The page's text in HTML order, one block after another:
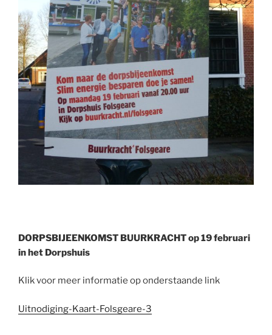
DORPSBIJEENKOMST BUURKRACHT op 19 februari
in het Dorpshuis
Klik voor meer informatie op onderstaande link
Uitnodiging-Kaart-Folsgeare-3